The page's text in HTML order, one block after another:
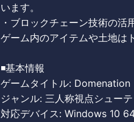
います。
・ブロックチェーン技術の活
ゲーム内のアイテムや土地は
◾️基本情報
ゲームタイトル: Domenation
ジャンル: 三人称視点シュー
対応デバイス: Windows 10